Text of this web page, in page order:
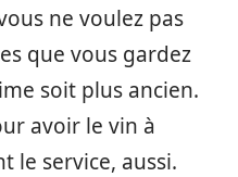
ne voulez pas
que vous gardez
soit plus ancien.
avoir le vin à
le service, aussi.